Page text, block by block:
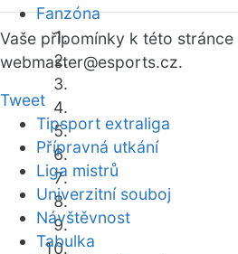
Fanzóna
Vaše připomínky k této stránce
webmaster@esports.cz.
Tweet
Tipsport extraliga
Přípravná utkání
Liga mistrů
Univerzitní souboj
Návštěvnost
Tabulka